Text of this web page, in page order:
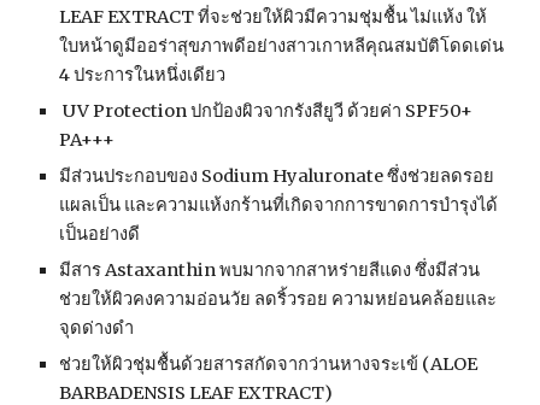
LEAF EXTRACT ที่จะช่วยให้ผิวมีความชุ่มชื้น ไม่แห้ง ให้
ใบหน้าดูมีออร่าสุขภาพดีอย่างสาวเกาหลีคุณสมบัติโดดเด่น
4 ประการในหนึ่งเดียว
UV Protection ปกป้องผิวจากรังสียูวี ด้วยค่า SPF50+
PA+++
มีส่วนประกอบของ Sodium Hyaluronate ซึ่งช่วยลดรอย
แผลเป็น และความแห้งกร้านที่เกิดจากการขาดการบำรุงได้
เป็นอย่างดี
มีสาร Astaxanthin พบมากจากสาหร่ายสีแดง ซึ่งมีส่วน
ช่วยให้ผิวคงความอ่อนวัย ลดริ้วรอย ความหย่อนคล้อยและ
จุดด่างดำ
ช่วยให้ผิวชุ่มชื้นด้วยสารสกัดจากว่านหางจระเข้ (ALOE
BARBADENSIS LEAF EXTRACT)